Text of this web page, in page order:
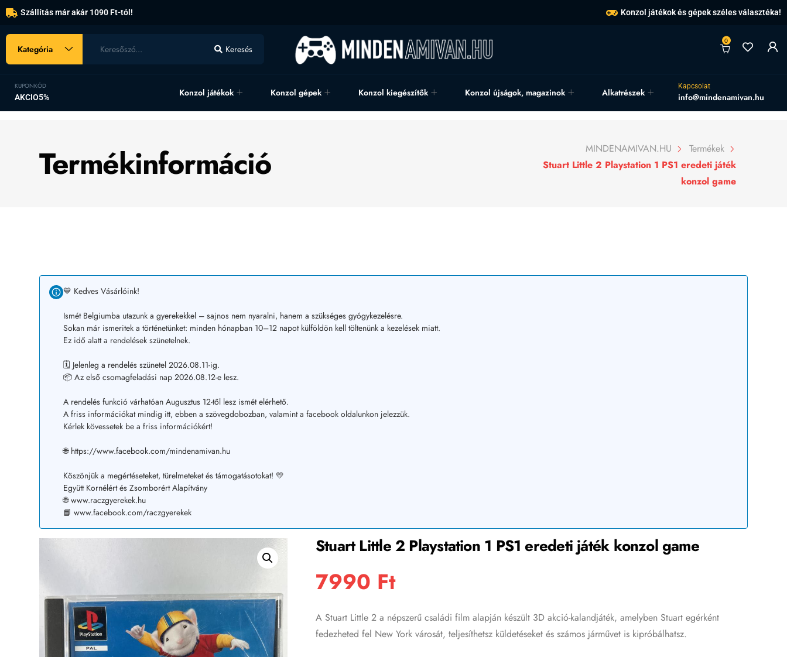
Szállítás már akár 1090 Ft-tól! Konzol játékok és gépek széles választéka!
Kategória Keresés
0
KUPONKÓD
AKCIO5% Konzol játékok Konzol gépek Konzol kiegészítők Konzol újságok, magazinok Alkatrészek
Kapcsolat
info@mindenamivan.hu
Termékinformáció MINDENAMIVAN.HU
Termékek
Stuart Little 2 Playstation 1 PS1 eredeti játék
konzol game
💙 Kedves Vásárlóink!
Ismét Belgiumba utazunk a gyerekekkel – sajnos nem nyaralni, hanem a szükséges gyógykezelésre.
Sokan már ismeritek a történetünket: minden hónapban 10–12 napot külföldön kell töltenünk a kezelések miatt.
Ez idő alatt a rendelések szünetelnek.
🗓️ Jelenleg a rendelés szünetel 2026.08.11-ig.
📦 Az első csomagfeladási nap 2026.08.12-e lesz.
A rendelés funkció várhatóan Augusztus 12-től lesz ismét elérhető.
A friss információkat mindig itt, ebben a szövegdobozban, valamint a facebook oldalunkon jelezzük.
Kérlek kövessetek be a friss információkért!
🌐 https://www.facebook.com/mindenamivan.hu
Köszönjük a megértéseteket, türelmeteket és támogatásotokat! 💛
Együtt Kornélért és Zsomborért Alapítvány
🌐 www.raczgyerekek.hu
📘 www.facebook.com/raczgyerekek
Stuart Little 2 Playstation 1 PS1 eredeti játék konzol game
7990 Ft
A Stuart Little 2 a népszerű családi film alapján készült 3D akció-kalandjáték, amelyben Stuart egérként
fedezheted fel New York városát, teljesíthetsz küldetéseket és számos járművet is kipróbálhatsz.